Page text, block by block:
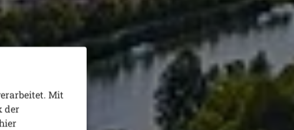
Mit
der